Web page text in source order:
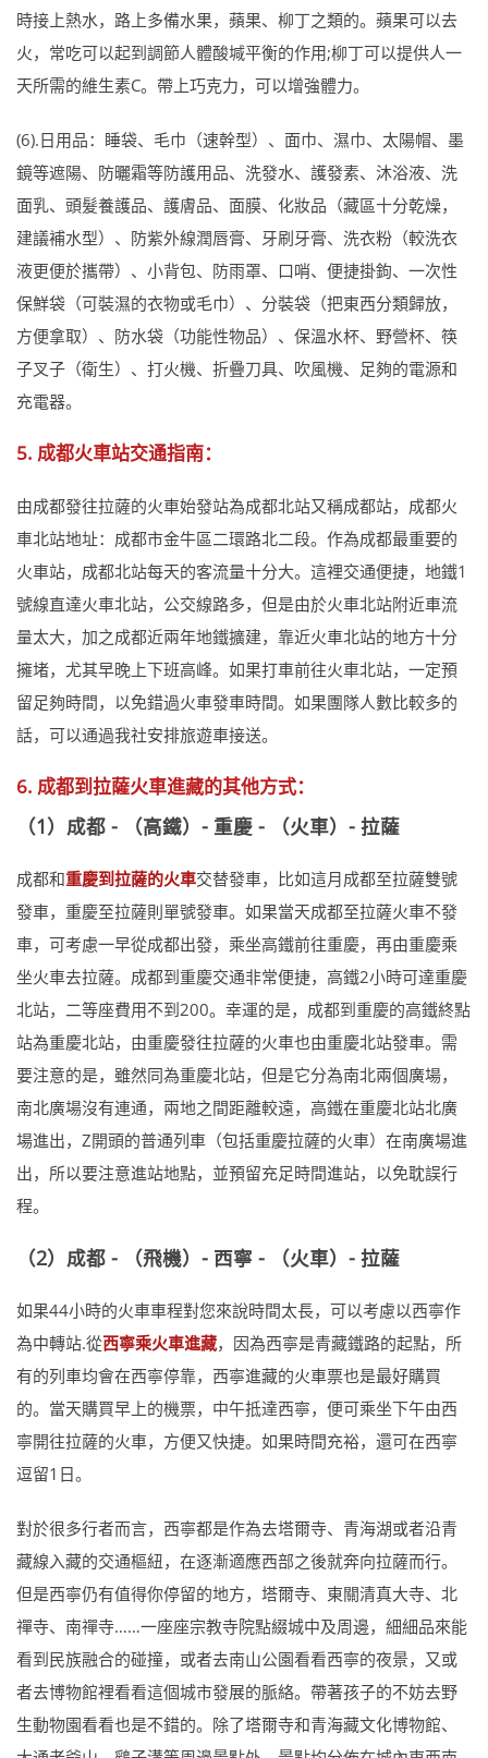
時接上熱水，路上多備水果，蘋果、柳丁之類的。蘋果可以去
火，常吃可以起到調節人體酸堿平衡的作用;柳丁可以提供人一
天所需的維生素C。帶上巧克力，可以增強體力。
(6).日用品：睡袋、毛巾（速幹型）、面巾、濕巾、太陽帽、墨
鏡等遮陽、防曬霜等防護用品、洗發水、護發素、沐浴液、洗
面乳、頭髮養護品、護膚品、面膜、化妝品（藏區十分乾燥，
建議補水型）、防紫外線潤唇膏、牙刷牙膏、洗衣粉（較洗衣
液更便於攜帶）、小背包、防雨罩、口哨、便捷掛鉤、一次性
保鮮袋（可裝濕的衣物或毛巾）、分裝袋（把東西分類歸放，
方便拿取）、防水袋（功能性物品）、保溫水杯、野營杯、筷
子叉子（衛生）、打火機、折疊刀具、吹風機、足夠的電源和
充電器。
5. 成都火車站交通指南：
由成都發往拉薩的火車始發站為成都北站又稱成都站，成都火
車北站地址：成都市金牛區二環路北二段。作為成都最重要的
火車站，成都北站每天的客流量十分大。這裡交通便捷，地鐵1
號線直達火車北站，公交線路多，但是由於火車北站附近車流
量太大，加之成都近兩年地鐵擴建，靠近火車北站的地方十分
擁堵，尤其早晚上下班高峰。如果打車前往火車北站，一定預
留足夠時間，以免錯過火車發車時間。如果團隊人數比較多的
話，可以通過我社安排旅遊車接送。
6. 成都到拉薩火車進藏的其他方式：
（1）成都 - （高鐵）- 重慶 - （火車）- 拉薩
成都和重慶到拉薩的火車交替發車，比如這月成都至拉薩雙號
發車，重慶至拉薩則單號發車。如果當天成都至拉薩火車不發
車，可考慮一早從成都出發，乘坐高鐵前往重慶，再由重慶乘
坐火車去拉薩。成都到重慶交通非常便捷，高鐵2小時可達重慶
北站，二等座費用不到200。幸運的是，成都到重慶的高鐵終點
站為重慶北站，由重慶發往拉薩的火車也由重慶北站發車。需
要注意的是，雖然同為重慶北站，但是它分為南北兩個廣場，
南北廣場沒有連通，兩地之間距離較遠，高鐵在重慶北站北廣
場進出，Z開頭的普通列車（包括重慶拉薩的火車）在南廣場進
出，所以要注意進站地點，並預留充足時間進站，以免耽誤行
程。
（2）成都 - （飛機）- 西寧 - （火車）- 拉薩
如果44小時的火車車程對您來說時間太長，可以考慮以西寧作
為中轉站.從西寧乘火車進藏，因為西寧是青藏鐵路的起點，所
有的列車均會在西寧停靠，西寧進藏的火車票也是最好購買
的。當天購買早上的機票，中午抵達西寧，便可乘坐下午由西
寧開往拉薩的火車，方便又快捷。如果時間充裕，還可在西寧
逗留1日。
對於很多行者而言，西寧都是作為去塔爾寺、青海湖或者沿青
藏線入藏的交通樞紐，在逐漸適應西部之後就奔向拉薩而行。
但是西寧仍有值得你停留的地方，塔爾寺、東關清真大寺、北
禪寺、南禪寺……一座座宗教寺院點綴城中及周邊，細細品來能
看到民族融合的碰撞，或者去南山公園看看西寧的夜景，又或
者去博物館裡看看這個城市發展的脈絡。帶著孩子的不妨去野
生動物園看看也是不錯的。除了塔爾寺和青海藏文化博物館、